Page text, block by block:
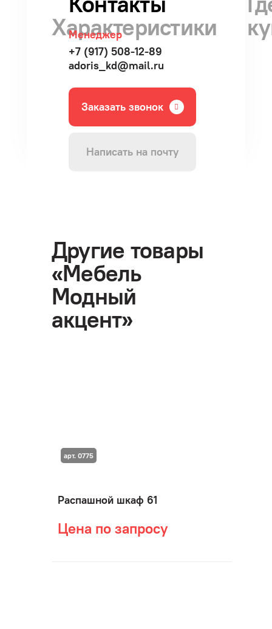
Характеристики
Менеджер
+7 (917) 508-12-89
adoris_kd@mail.ru
Заказать звонок
Написать на почту
Другие товары
«Мебель
Модный
акцент»
Распашной шкаф 61
Цена по запросу
арт. 0775